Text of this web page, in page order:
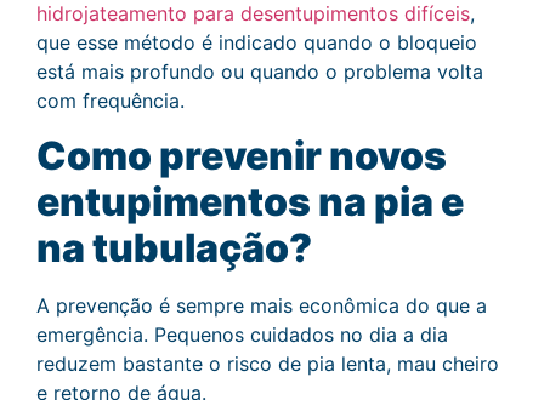
hidrojateamento para desentupimentos difíceis,
que esse método é indicado quando o bloqueio
está mais profundo ou quando o problema volta
com frequência.
Como prevenir novos
entupimentos na pia e
na tubulação?
A prevenção é sempre mais econômica do que a
emergência. Pequenos cuidados no dia a dia
reduzem bastante o risco de pia lenta, mau cheiro
e retorno de água.